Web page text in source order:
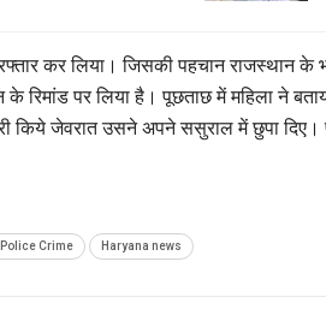
कर लिया। जिसकी पहचान राजस्थान
पर लिया है। पूछताछ में महिला ने
किये जेवरात उसने अपने ससुराल में छुपा दिए।
Crime Haryana news